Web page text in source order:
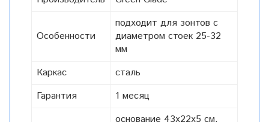
Особенности
подходит для зонтов с
диаметром стоек 25-32
мм
Каркас
сталь
Гарантия
1 месяц
основание 43х22х5 см,